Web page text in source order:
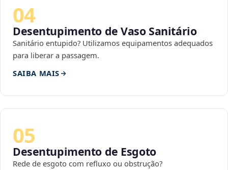
04
Desentupimento de Vaso Sanitário
Sanitário entupido? Utilizamos equipamentos adequados
para liberar a passagem.
SAIBA MAIS
05
Desentupimento de Esgoto
Rede de esgoto com refluxo ou obstrução?